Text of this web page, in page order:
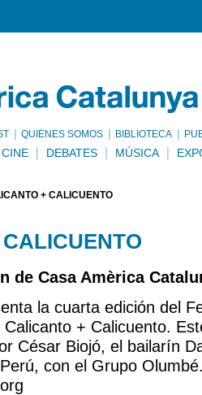
QUIÉNES SOMOS BIBLIOTECA
CINE DEBATES MÚSICA
+ CALICUENTO
de Casa Amèrica
la cuarta edición del
+ Calicuento.
César Biojó, el bailarín
con el Grupo